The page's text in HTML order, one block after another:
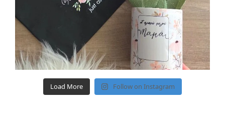
Load More Follow on Instagram